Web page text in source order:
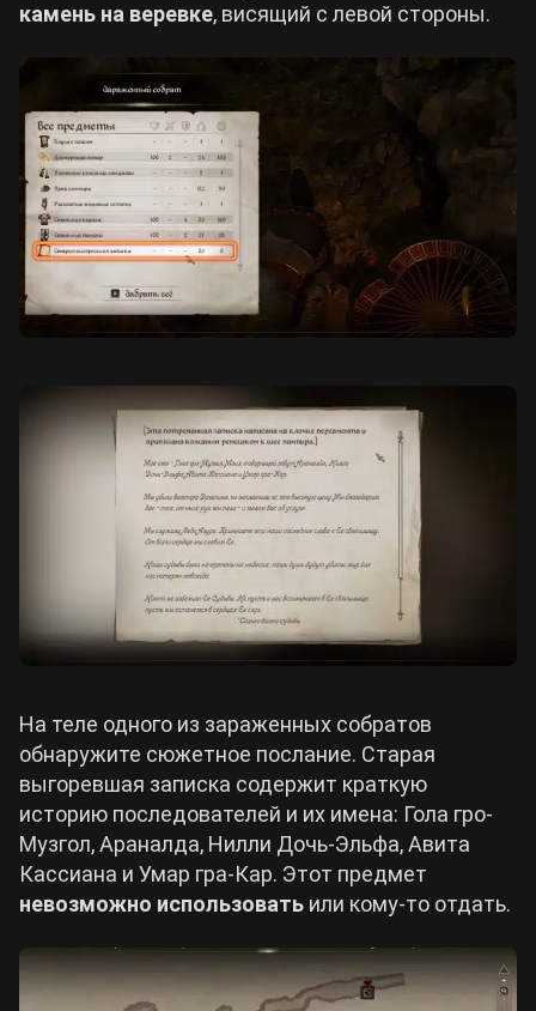
камень на веревке, висящий с левой стороны.
На теле одного из зараженных собратов
обнаружите сюжетное послание. Старая
выгоревшая записка содержит краткую
историю последователей и их имена: Гола гро-
Музгол, Араналда, Нилли Дочь-Эльфа, Авита
Кассиана и Умар гра-Кар. Этот предмет
невозможно использовать или кому-то отдать.